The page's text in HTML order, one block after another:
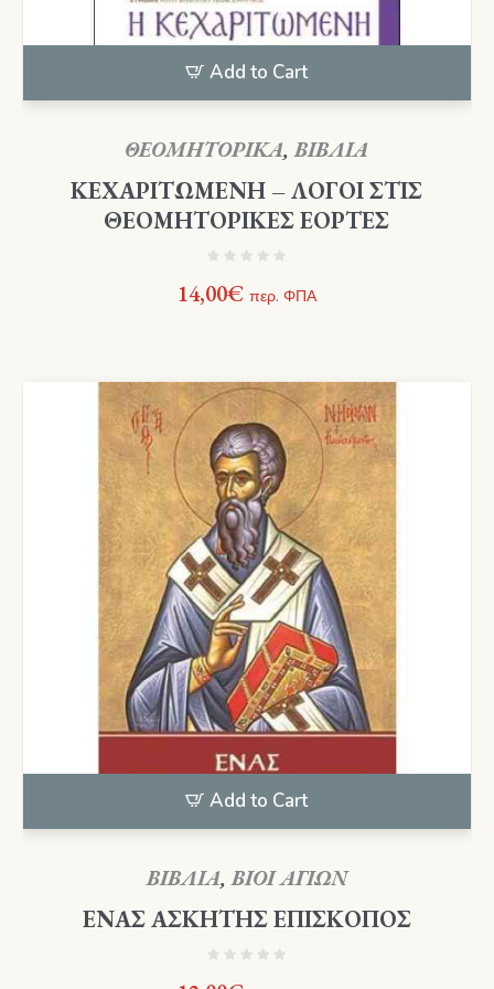
Add to Cart
ΘΕΟΜΗΤΟΡΙΚΑ,ΒΙΒΛΙΑ
ΚΕΧΑΡΙΤΩΜΕΝΗ – ΛΟΓΟΙ ΣΤΙΣ
ΘΕΟΜΗΤΟΡΙΚΕΣ ΕΟΡΤΕΣ
14,00€ περ. ΦΠΑ
Add to Cart
ΒΙΒΛΙΑ,ΒΙΟΙ ΑΓΙΩΝ
ΕΝΑΣ ΑΣΚΗΤΗΣ ΕΠΙΣΚΟΠΟΣ